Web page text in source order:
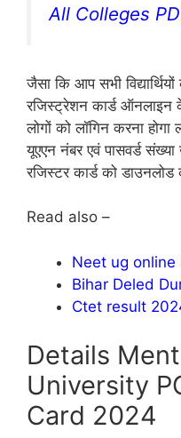
All Colleges
जैसा कि आप सभी
रजिस्ट्रेशन कार्ड ऑनलाइन
लोगों को लॉगिन करना
यूएएन नंबर एवं पासवर्ड
रजिस्टर कार्ड को डाउनलोड
Read also –
Neet ug online
Bihar Deled
Ctet result
Details
University
Card 2024